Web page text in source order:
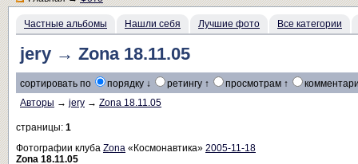
Частные альбомы Нашли себя Лучшие фото Все категории
jery → Zona 18.11.05
сортировать по порядку ↓ ретингу ↑ просмотрам ↑
Авторы → jery → Zona 18.11.05
страницы: 1
Фотографии клуба Zona «Космонавтика» 2005-11-18
Zona 18.11.05